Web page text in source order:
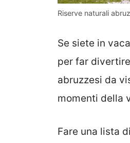
Riserve naturali
Se siete in
per far
abruzzesi da
momenti della
Fare una lista